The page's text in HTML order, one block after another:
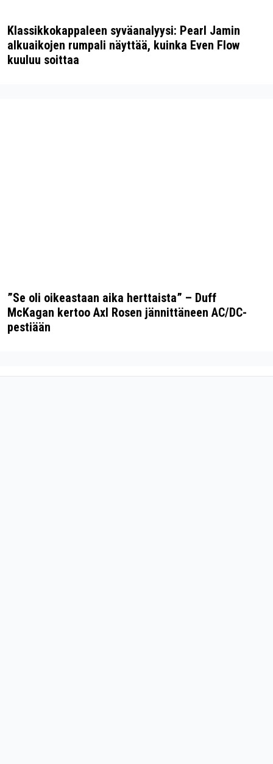
Klassikkokappaleen syväanalyysi: Pearl Jamin
alkuaikojen rumpali näyttää, kuinka Even Flow
kuuluu soittaa
”Se oli oikeastaan aika herttaista” – Duff
McKagan kertoo Axl Rosen jännittäneen AC/DC-
pestiään